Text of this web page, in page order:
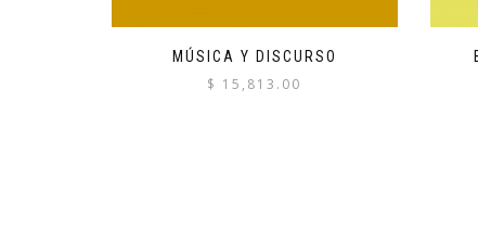
MÚSICA Y DISCURSO
$ 15,813.00